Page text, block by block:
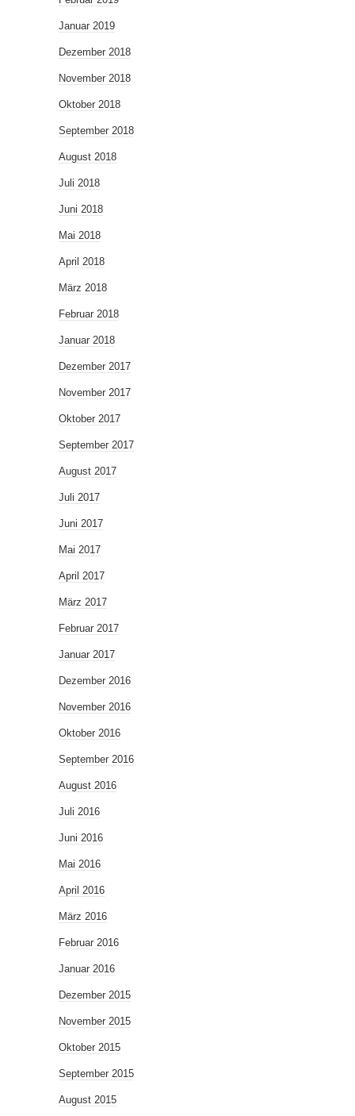
Januar 2019
Dezember 2018
November 2018
Oktober 2018
September 2018
August 2018
Juli 2018
Juni 2018
Mai 2018
April 2018
März 2018
Februar 2018
Januar 2018
Dezember 2017
November 2017
Oktober 2017
September 2017
August 2017
Juli 2017
Juni 2017
Mai 2017
April 2017
März 2017
Februar 2017
Januar 2017
Dezember 2016
November 2016
Oktober 2016
September 2016
August 2016
Juli 2016
Juni 2016
Mai 2016
April 2016
März 2016
Februar 2016
Januar 2016
Dezember 2015
November 2015
Oktober 2015
September 2015
August 2015